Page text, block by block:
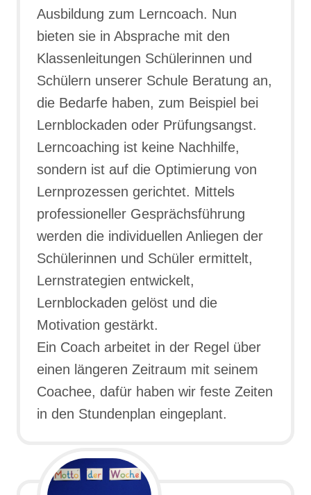
Ausbildung zum Lerncoach. Nun
bieten sie in Absprache mit den
Klassenleitungen Schülerinnen und
Schülern unserer Schule Beratung an,
die Bedarfe haben, zum Beispiel bei
Lernblockaden oder Prüfungsangst.
Lerncoaching ist keine Nachhilfe,
sondern ist auf die Optimierung von
Lernprozessen gerichtet. Mittels
professioneller Gesprächsführung
werden die individuellen Anliegen der
Schülerinnen und Schüler ermittelt,
Lernstrategien entwickelt,
Lernblockaden gelöst und die
Motivation gestärkt.
Ein Coach arbeitet in der Regel über
einen längeren Zeitraum mit seinem
Coachee, dafür haben wir feste Zeiten
in den Stundenplan eingeplant.